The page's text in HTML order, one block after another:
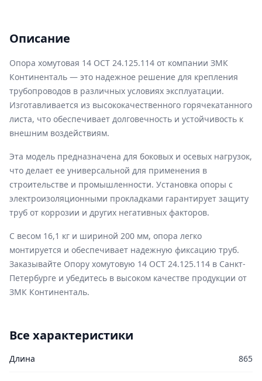
Описание
Опора хомутовая 14 ОСТ 24.125.114 от компании ЗМК
Континенталь — это надежное решение для крепления
трубопроводов в различных условиях эксплуатации.
Изготавливается из высококачественного горячекатанного
листа, что обеспечивает долговечность и устойчивость к
внешним воздействиям.
Эта модель предназначена для боковых и осевых нагрузок,
что делает ее универсальной для применения в
строительстве и промышленности. Установка опоры с
электроизоляционными прокладками гарантирует защиту
труб от коррозии и других негативных факторов.
С весом 16,1 кг и шириной 200 мм, опора легко
монтируется и обеспечивает надежную фиксацию труб.
Заказывайте Опору хомутовую 14 ОСТ 24.125.114 в Санкт-
Петербурге и убедитесь в высоком качестве продукции от
ЗМК Континенталь.
Все характеристики
Длина 865